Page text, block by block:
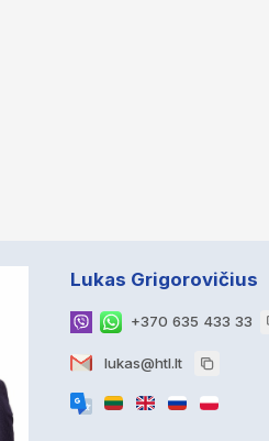
Lukas Grigorovičius
+370 635 433 33
lukas@htl.lt